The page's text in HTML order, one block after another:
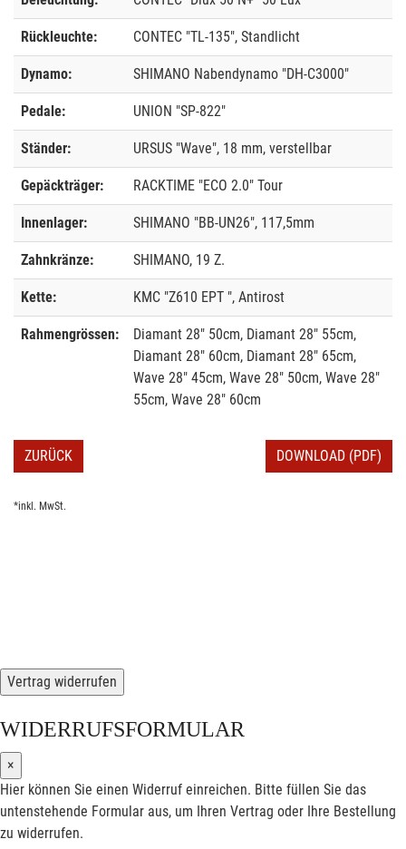
Rückleuchte: CONTEC "TL-135", Standlicht
Dynamo: SHIMANO Nabendynamo "DH-C3000"
Pedale: UNION "SP-822"
Ständer: URSUS "Wave", 18 mm, verstellbar
Gepäckträger: RACKTIME "ECO 2.0" Tour
Innenlager: SHIMANO "BB-UN26", 117,5mm
Zahnkränze: SHIMANO, 19 Z.
Kette: KMC "Z610 EPT ", Antirost
Rahmengrössen:
Diamant 28" 50cm, Diamant 28" 55cm,
Diamant 28" 60cm, Diamant 28" 65cm,
Wave 28" 45cm, Wave 28" 50cm, Wave 28"
55cm, Wave 28" 60cm
ZURÜCK DOWNLOAD (PDF)
*inkl. MwSt.
Vertrag widerrufen
WIDERRUFSFORMULAR
×
Hier können Sie einen Widerruf einreichen. Bitte füllen Sie das
untenstehende Formular aus, um Ihren Vertrag oder Ihre Bestellung
zu widerrufen.